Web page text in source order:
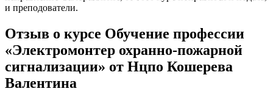
и преподователи.
Отзыв о курсе Обучение профессии
«Электромонтер охранно-пожарной
сигнализации» от Нцпо Кошерева
Валентина